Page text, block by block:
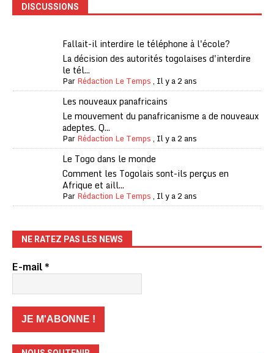
DISCUSSIONS
Fallait-il interdire le téléphone à l'école?
La décision des autorités togolaises d'interdire
le tél...
ParRédaction Le Temps, Il y a 2 ans
Les nouveaux panafricains
Le mouvement du panafricanisme a de nouveaux
adeptes. Q...
ParRédaction Le Temps, Il y a 2 ans
Le Togo dans le monde
Comment les Togolais sont-ils perçus en
Afrique et aill...
ParRédaction Le Temps, Il y a 2 ans
NE RATEZ PAS LES NEWS
E-mail*